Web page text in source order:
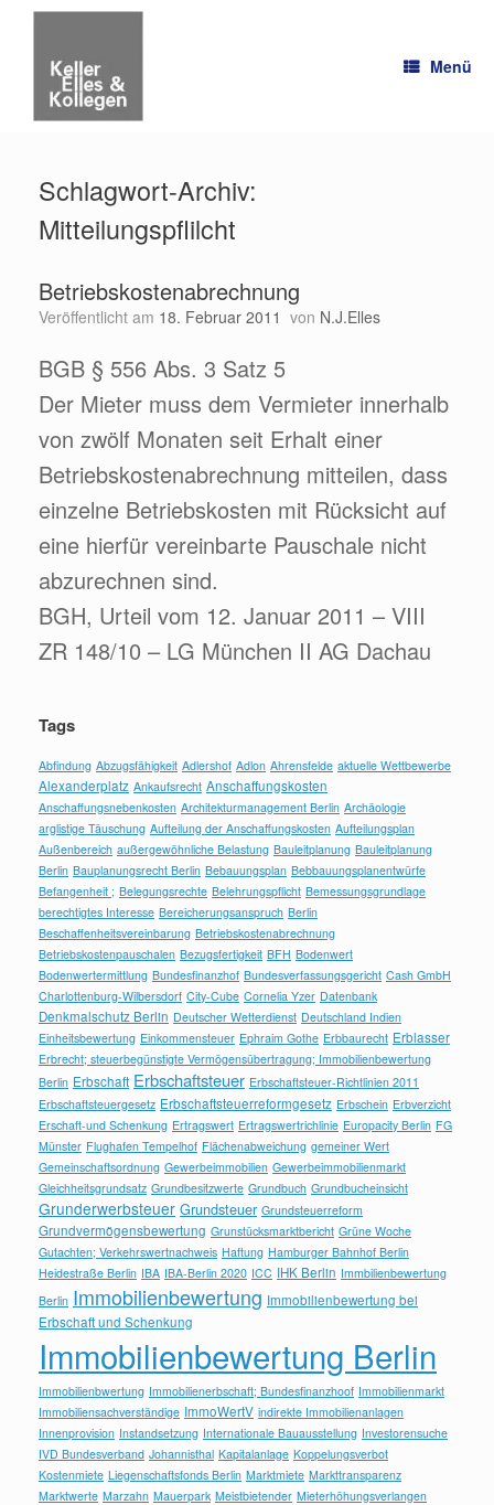
Menü
Schlagwort-Archiv:
Mitteilungspflilcht
Betriebskostenabrechnung
Veröffentlicht am 18. Februar 2011 von N.J.Elles
BGB § 556 Abs. 3 Satz 5
Der Mieter muss dem Vermieter innerhalb
von zwölf Monaten seit Erhalt einer
Betriebskostenabrechnung mitteilen, dass
einzelne Betriebskosten mit Rücksicht auf
eine hierfür vereinbarte Pauschale nicht
abzurechnen sind.
BGH, Urteil vom 12. Januar 2011 – VIII
ZR 148/10 – LG München II AG Dachau
Tags
Abfindung Abzugsfähigkeit Adlershof Adlon Ahrensfelde aktuelle Wettbewerbe
Alexanderplatz Ankaufsrecht Anschaffungskosten
Anschaffungsnebenkosten Architekturmanagement Berlin Archäologie
arglistige Täuschung Aufteilung der Anschaffungskosten Aufteilungsplan
Außenbereich außergewöhnliche Belastung Bauleitplanung Bauleitplanung
Berlin Bauplanungsrecht Berlin Bebauungsplan Bebbauungsplanentwürfe
Befangenheit ; Belegungsrechte Belehrungspflicht Bemessungsgrundlage
berechtigtes Interesse Bereicherungsanspruch Berlin
Beschaffenheitsvereinbarung Betriebskostenabrechnung
Betriebskostenpauschalen Bezugsfertigkeit BFH Bodenwert
Bodenwertermittlung Bundesfinanzhof Bundesverfassungsgericht Cash GmbH
Charlottenburg-Wilbersdorf City-Cube Cornelia Yzer Datenbank
Denkmalschutz Berlin Deutscher Wetterdienst Deutschland Indien
Einheitsbewertung Einkommensteuer Ephraim Gothe Erbbaurecht Erblasser
Erbrecht; steuerbegünstigte Vermögensübertragung; Immobilienbewertung
Berlin Erbschaft Erbschaftsteuer Erbschaftsteuer-Richtlinien 2011
Erbschaftsteuergesetz Erbschaftsteuerreformgesetz Erbschein Erbverzicht
Erschaft-und Schenkung Ertragswert Ertragswertrichlinie Europacity Berlin FG
Münster Flughafen Tempelhof Flächenabweichung gemeiner Wert
Gemeinschaftsordnung Gewerbeimmobilien Gewerbeimmobilienmarkt
Gleichheitsgrundsatz Grundbesitzwerte Grundbuch Grundbucheinsicht
Grunderwerbsteuer Grundsteuer Grundsteuerreform
Grundvermögensbewertung Grunstücksmarktbericht Grüne Woche
Gutachten; Verkehrswertnachweis Haftung Hamburger Bahnhof Berlin
Heidestraße Berlin IBA IBA-Berlin 2020 ICC IHK Berlin Immbilienbewertung
Berlin Immobilienbewertung Immobilienbewertung bei
Erbschaft und Schenkung
Immobilienbewertung Berlin
Immobilienbwertung Immobilienerbschaft; Bundesfinanzhoof Immobilienmarkt
Immobiliensachverständige ImmoWertV indirekte Immobilienanlagen
Innenprovision Instandsetzung Internationale Bauausstellung Investorensuche
IVD Bundesverband Johannisthal Kapitalanlage Koppelungsverbot
Kostenmiete Liegenschaftsfonds Berlin Marktmiete Markttransparenz
Marktwerte Marzahn Mauerpark Meistbietender Mieterhöhungsverlangen